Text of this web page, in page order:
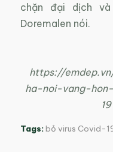
chặn đại dịch
Doremalen nói.
https://
ha-noi-vang-
Tags: bỏ virus Covid-